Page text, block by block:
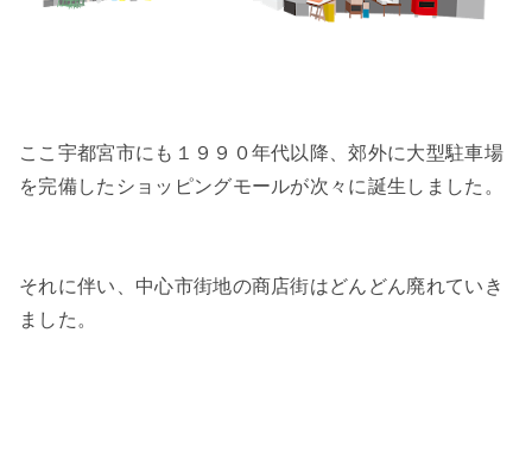
ここ宇都宮市にも１９９０年代以降、郊外に大型駐車場
を完備したショッピングモールが次々に誕生しました。
それに伴い、中心市街地の商店街はどんどん廃れていき
ました。